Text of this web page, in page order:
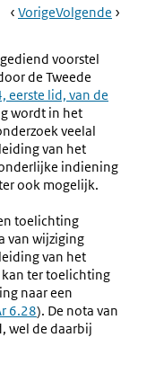
Book
Ga
VorigePagina:
Nader
Verslag
En
Nota
Naar
Aanleiding
Van
Het
Verslag
Ga
Volgende Pagina:
Over
voorstel
de Tweede
eerste lid, van de
wordt in het
veelal
van het
indiening
ook mogelijk.
toelichting
van wijziging
van het
ter toelichting
naar een
6.28). De nota van
wel de daarbij